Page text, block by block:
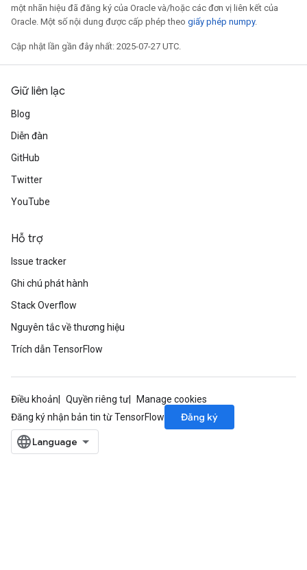
một nhãn hiệu đã đăng ký của Oracle và/hoặc các đơn vị liên kết của
Oracle. Một số nội dung được cấp phép theo giấy phép numpy.
Cập nhật lần gần đây nhất: 2025-07-27 UTC.
Giữ liên lạc
Blog
Diễn đàn
GitHub
Twitter
YouTube
Hỗ trợ
Issue tracker
Ghi chú phát hành
Stack Overflow
Nguyên tắc về thương hiệu
Trích dẫn TensorFlow
Điều khoản Quyền riêng tư
Manage cookies
Đăng ký nhận bản tin từ TensorFlow
Đăng ký